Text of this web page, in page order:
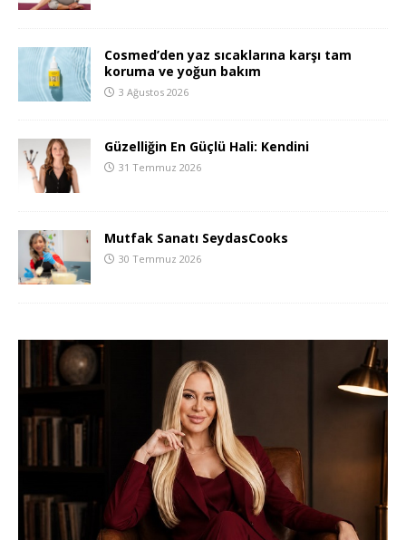
Cosmed’den yaz sıcaklarına karşı tam
koruma ve yoğun bakım
3 Ağustos 2026
Güzelliğin En Güçlü Hali: Kendini
31 Temmuz 2026
Mutfak Sanatı SeydasCooks
30 Temmuz 2026